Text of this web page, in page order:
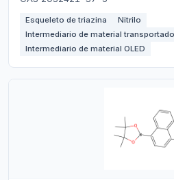
Esqueleto de triazina
Nitrilo
Intermediario de material
Intermediario de material OLED